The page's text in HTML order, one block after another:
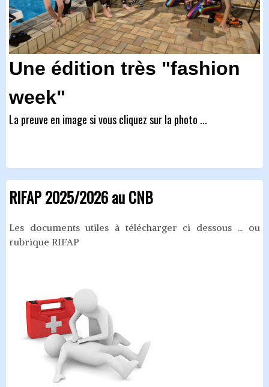
Une édition très "fashion
week"
La preuve en image si vous cliquez sur la photo ...
RIFAP 2025/2026 au CNB
Les documents utiles à télécharger ci dessous ... ou
rubrique RIFAP